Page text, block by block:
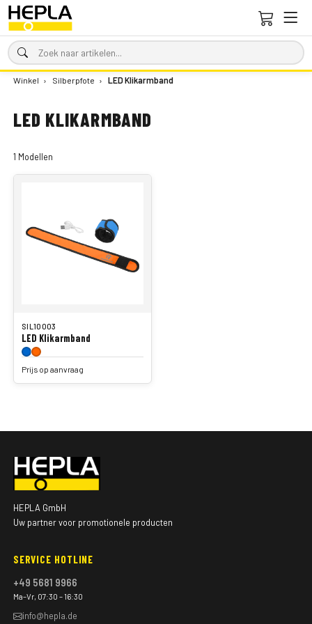
Winkel › Silberpfote › LED Klikarmband
LED KLIKARMBAND
1 Modellen
SIL10003
LED Klikarmband
Prijs op aanvraag
HEPLA GmbH
Uw partner voor promotionele producten
SERVICE HOTLINE
+49 5681 9966
Ma–Vr, 07:30 – 16:30
info@hepla.de